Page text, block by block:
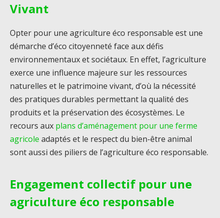
Vivant
Opter pour une agriculture éco responsable est une
démarche d’éco citoyenneté face aux défis
environnementaux et sociétaux. En effet, l’agriculture
exerce une influence majeure sur les ressources
naturelles et le patrimoine vivant, d’où la nécessité
des pratiques durables permettant la qualité des
produits et la préservation des écosystèmes. Le
recours aux plans d’aménagement pour une ferme
agricole adaptés et le respect du bien-être animal
sont aussi des piliers de l’agriculture éco responsable.
Engagement collectif pour une
agriculture éco responsable